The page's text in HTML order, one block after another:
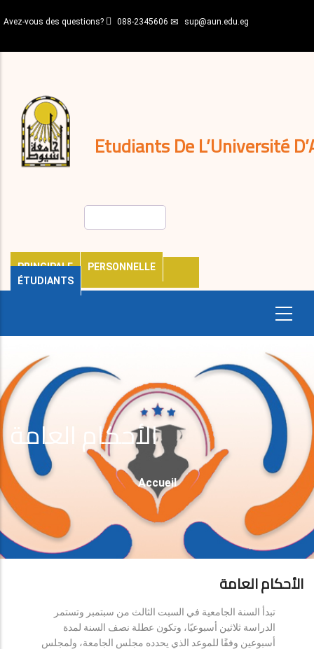
au
principal
Avez-vous des questions? 088-2345606 sup@aun.edu.eg
Etudiants De L’Université
PRINCIPALE
PERSONNELLE
ÉTUDIANTS
décisions
Expatriés
Journal
الأحكام العامة
Fil
D'Ariane
Accueil
الأحكام العامة
تبدأ السنة الجامعية في السبت الثالث من سبتمبر وتستمر
الدراسة ثلاثين أسبوعيًا، وتكون عطلة نصف السنة لمدة
أسبوعين وفقًا للموعد الذي يحدده مجلس الجامعة، ولمجلس